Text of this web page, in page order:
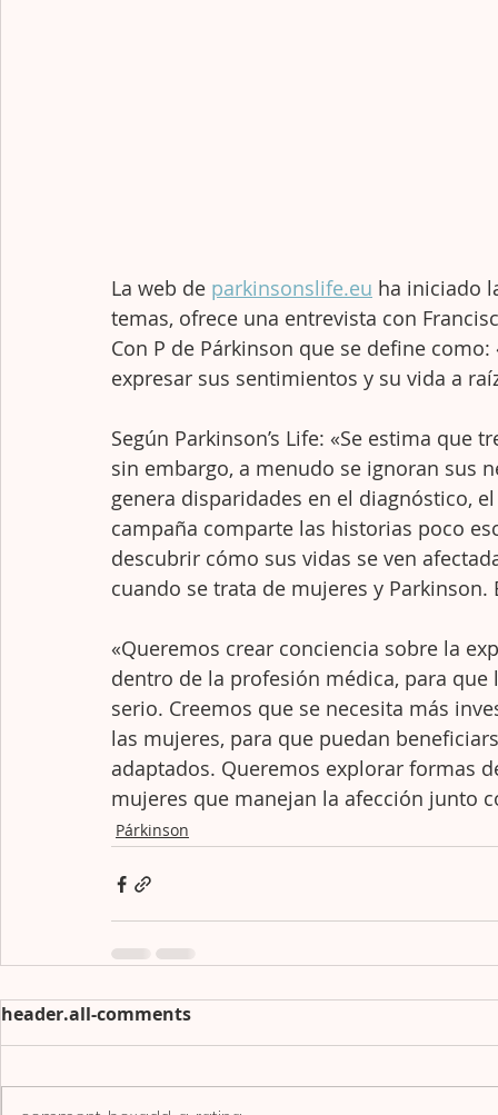
La web de parkinsonslife.eu ha iniciado
temas, ofrece una entrevista con
Con P de Párkinson que se define
expresar sus sentimientos y su vida a
Según Parkinson’s Life: «Se estima
sin embargo, a menudo se ignoran sus
genera disparidades en el diagnóstico,
campaña comparte las historias poco
descubrir cómo sus vidas se ven
cuando se trata de mujeres y Parkinson.
«Queremos crear conciencia sobre la
dentro de la profesión médica, para
serio. Creemos que se necesita más
las mujeres, para que puedan
adaptados. Queremos explorar formas
mujeres que manejan la afección junto
Párkinson
header.all-comments